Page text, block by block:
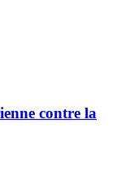
contre la